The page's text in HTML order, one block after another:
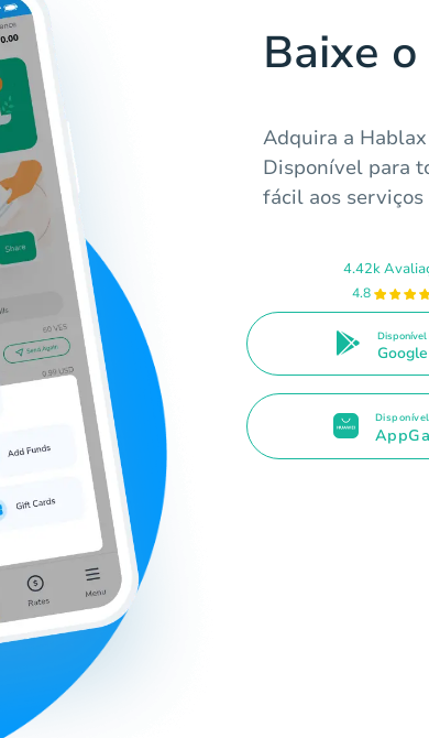
Baixe
Adquira a
Disponível para
fácil aos serviços
4.42k
4.8
Disponível